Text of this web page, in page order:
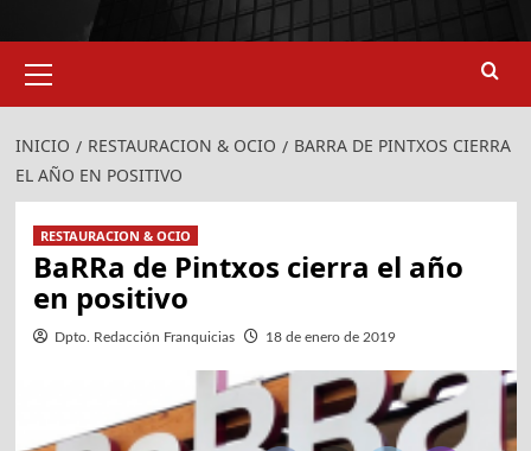
primario
INICIO RESTAURACION & OCIO
BARRA DE PINTXOS CIERRA
EL AÑO EN POSITIVO
RESTAURACION & OCIO
BaRRa de Pintxos cierra el año
en positivo
Dpto. Redacción Franquicias 18 de enero de 2019